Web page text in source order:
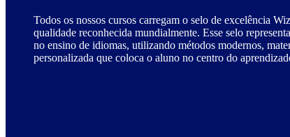
Todos os nossos cursos carregam o selo de excelência
qualidade reconhecida mundialmente. Esse selo
no ensino de idiomas, utilizando métodos modernos,
personalizada que coloca o aluno no centro do